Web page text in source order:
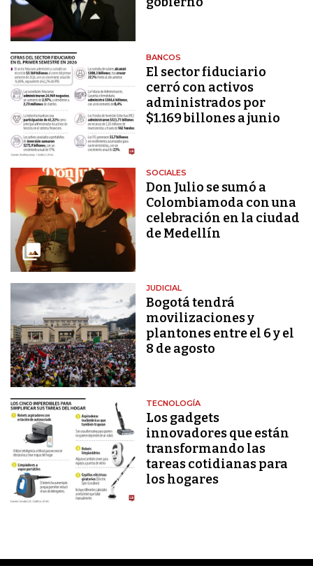
BANCOS
El sector fiduciario
cerró con activos
administrados por
$1.169 billones a junio
SOCIALES
Don Julio se sumó a
Colombiamoda con una
celebración en la ciudad
de Medellín
JUDICIAL
Bogotá tendrá
movilizaciones y
plantones entre el 6 y el
8 de agosto
TECNOLOGÍA
Los gadgets
innovadores que están
transformando las
tareas cotidianas para
los hogares